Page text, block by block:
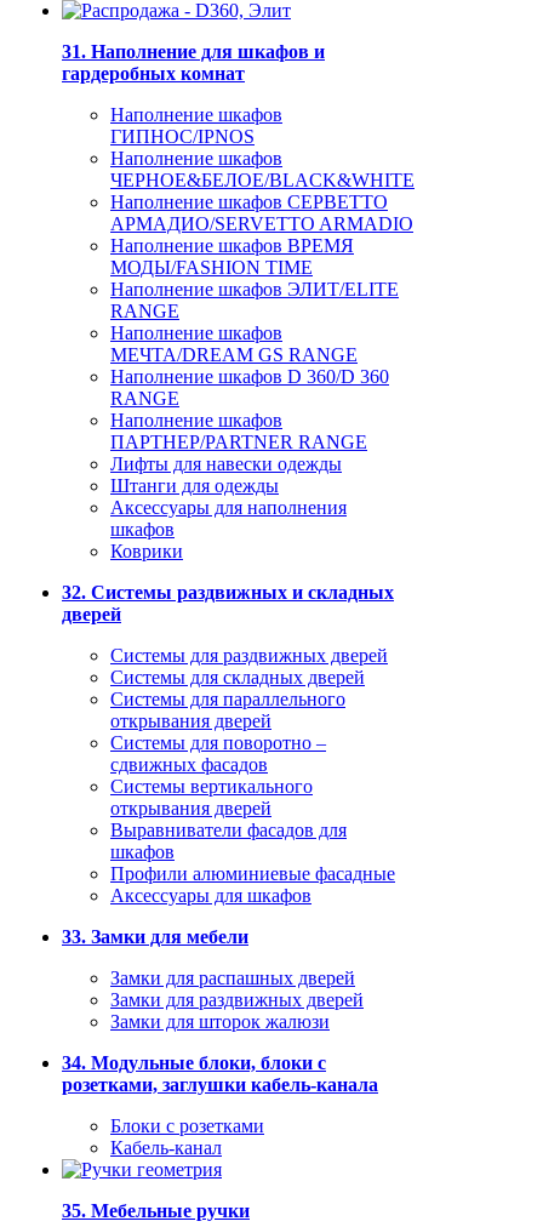
31. Наполнение для шкафов и
гардеробных комнат
Наполнение шкафов
ГИПНОС/IPNOS
Наполнение шкафов
ЧЕРНОЕ&БЕЛОЕ/BLACK&WHITE
Наполнение шкафов СЕРВЕТТО
АРМАДИО/SERVETTO ARMADIO
Наполнение шкафов ВРЕМЯ
МОДЫ/FASHION TIME
Наполнение шкафов ЭЛИТ/ELITE
RANGE
Наполнение шкафов
МЕЧТА/DREAM GS RANGE
Наполнение шкафов D 360/D 360
RANGE
Наполнение шкафов
ПАРТНЕР/PARTNER RANGE
Лифты для навески одежды
Штанги для одежды
Аксессуары для наполнения
шкафов
Коврики
32. Системы раздвижных и складных
дверей
Системы для раздвижных дверей
Системы для складных дверей
Системы для параллельного
открывания дверей
Системы для поворотно –
сдвижных фасадов
Системы вертикального
открывания дверей
Выравниватели фасадов для
шкафов
Профили алюминиевые фасадные
Аксессуары для шкафов
33. Замки для мебели
Замки для распашных дверей
Замки для раздвижных дверей
Замки для шторок жалюзи
34. Модульные блоки, блоки с
розетками, заглушки кабель-канала
Блоки с розетками
Кабель-канал
35. Мебельные ручки